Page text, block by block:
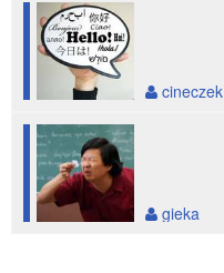
cineczek
gieka